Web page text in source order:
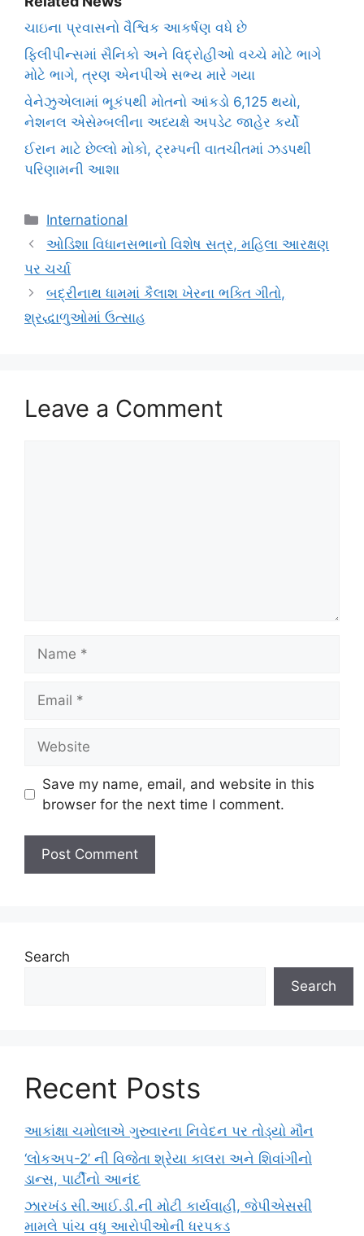
ચાઇના પ્રવાસનો વૈશ્વિક આકર્ષણ વધે છે
ફિલીપીન્સમાં સૈનિકો અને વિદ્રોહીઓ વચ્ચે મોટે ભાગે
મોટે ભાગે, ત્રણ એનપીએ સભ્ય મારે ગયા
વેનેઝુએલામાં ભૂકંપથી મોતનો આંકડો 6,125 થયો,
નેશનલ એસેમ્બલીના અધ્યક્ષે અપડેટ જાહેર કર્યો
ઈરાન માટે છેલ્લો મોકો, ટ્રમ્પની વાતચીતમાં ઝડપથી
પરિણામની આશા
Categories
International
ઓડિશા વિધાનસભાનો વિશેષ સત્ર, મહિલા આરક્ષણ
પર ચર્ચા
બદ્રીનાથ ધામમાં કૈલાશ ખેરના ભક્તિ ગીતો,
શ્રદ્ધાળુઓમાં ઉત્સાહ
Leave a Comment
Save my name, email, and website in this
browser for the next time I comment.
Search
Search
Recent Posts
આકાંક્ષા ચમોલાએ ગુરુવારના નિવેદન પર તોડ્યો મૌન
‘લોકઅપ-2’ ની વિજેતા શ્રેયા કાલરા અને શિવાંગીનો
ડાન્સ, પાર્ટીનો આનંદ
ઝારખંડ સી.આઈ.ડી.ની મોટી કાર્યવાહી, જેપીએસસી
મામલે પાંચ વધુ આરોપીઓની ધરપકડ